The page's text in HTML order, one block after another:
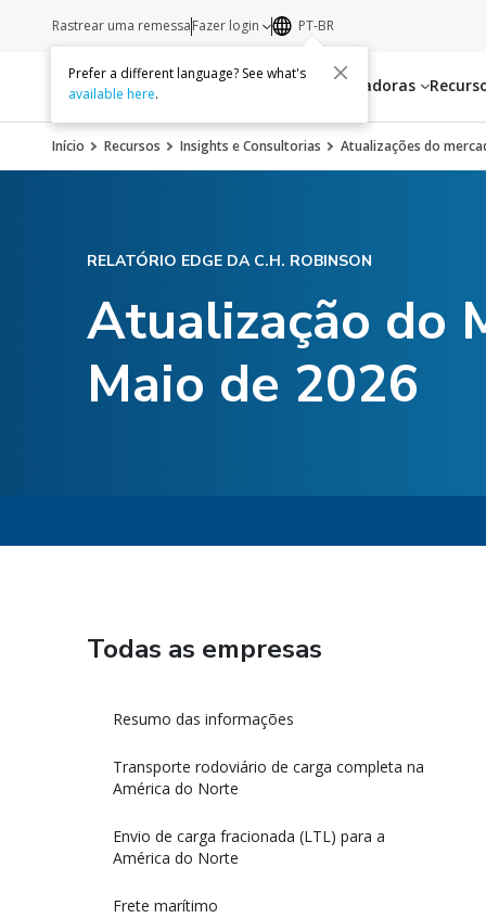
Serviços Transportadoras
Rastrear uma remessaFazer login PT-BR
Prefer a different language? See what's
available here.
Início Recursos Insights e Consultorias Atualizações do
RELATÓRIO EDGE DA C.H. ROBINSON
Atualização do
Maio de 2026
Todas as empresas
Resumo das informações
Transporte rodoviário de carga completa na
América do Norte
Envio de carga fracionada (LTL) para a
América do Norte
Frete marítimo